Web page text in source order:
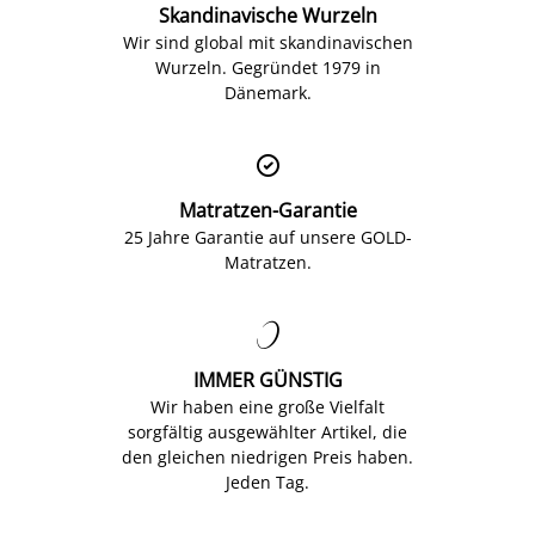
Skandinavische Wurzeln
Wir sind global mit skandinavischen
Wurzeln. Gegründet 1979 in
Dänemark.

Matratzen-Garantie
25 Jahre Garantie auf unsere GOLD-
Matratzen.

IMMER GÜNSTIG
Wir haben eine große Vielfalt
sorgfältig ausgewählter Artikel, die
den gleichen niedrigen Preis haben.
Jeden Tag.